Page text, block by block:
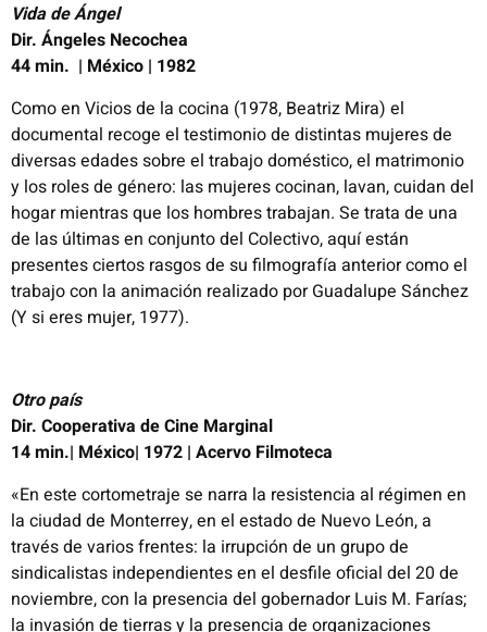
Vida de Ángel
Dir. Ángeles Necochea
44 min. | México | 1982
Como en Vicios de la cocina (1978, Beatriz Mira) el
documental recoge el testimonio de distintas mujeres de
diversas edadessobre el trabajo doméstico, el matrimonio
y los roles de género: las mujeres cocinan, lavan, cuidan del
hogar mientras que los hombres trabajan. Se trata de una
de las últimas en conjunto del Colectivo, aquí están
presentes ciertos rasgos de su filmografía anterior como el
trabajo con la animación realizado por Guadalupe Sánchez
(Y si eres mujer, 1977).
Otro país
Dir. Cooperativa de Cine Marginal
14 min.| México| 1972 | Acervo Filmoteca
«En este cortometraje se narra la resistencia al régimen en
la ciudad de Monterrey, en el estado de Nuevo León, a
través de varios frentes: la irrupción de un grupo de
sindicalistas independientes en el desfile oficial del 20 de
noviembre, con la presencia del gobernador Luis M. Farías;
la invasión de tierras y la presencia de organizaciones